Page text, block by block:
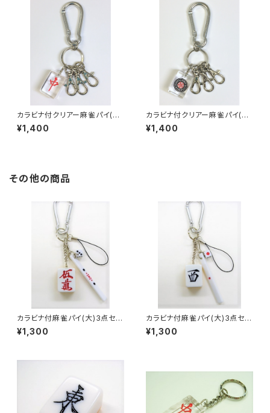
カラビナ付クリアー麻雀パイ(大)
3連ナスキーホルダー【中】
¥1,400
カラビナ付クリアー麻雀パイ(大)
3連ナスキーホルダー【イーピ
ン】
¥1,400
その他の商品
カラビナ付麻雀パイ(大)3点セッ
ト キーホルダー 【赤ウーマ
ン】
¥1,300
カラビナ付麻雀パイ(大)3点セッ
ト キーホルダー 【西】
¥1,300